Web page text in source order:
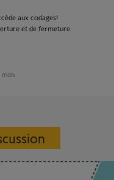
aux codages!
et de fermeture
mois